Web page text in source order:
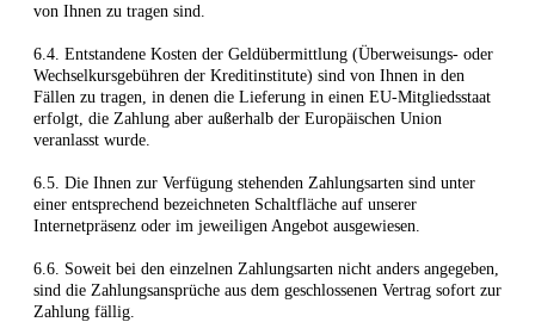
von Ihnen zu tragen sind.
6.4. Entstandene Kosten der Geldübermittlung (Überweisungs- oder
Wechselkursgebühren der Kreditinstitute) sind von Ihnen in den
Fällen zu tragen, in denen die Lieferung in einen EU-Mitgliedsstaat
erfolgt, die Zahlung aber außerhalb der Europäischen Union
veranlasst wurde.
6.5. Die Ihnen zur Verfügung stehenden Zahlungsarten sind unter
einer entsprechend bezeichneten Schaltfläche auf unserer
Internetpräsenz oder im jeweiligen Angebot ausgewiesen.
6.6. Soweit bei den einzelnen Zahlungsarten nicht anders angegeben,
sind die Zahlungsansprüche aus dem geschlossenen Vertrag sofort zur
Zahlung fällig.